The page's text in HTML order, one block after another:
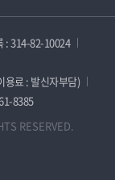
: 314-82-10024
용료 : 발신자부담)
8385
RESERVED.